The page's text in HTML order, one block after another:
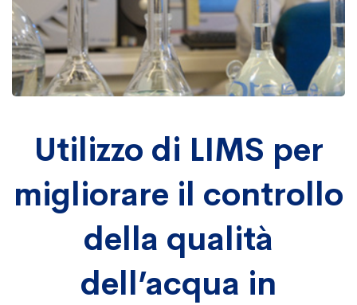
Utilizzo
di
LIMS
Utilizzo di LIMS per
migliorare il controllo
della qualità
dell’acqua in